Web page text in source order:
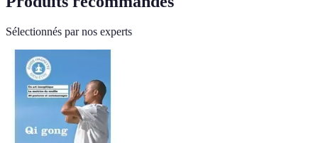
Sélectionnés par nos experts